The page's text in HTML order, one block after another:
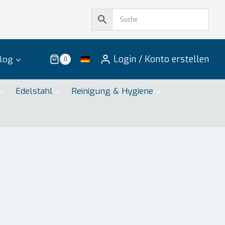
0 Login / Konto erstellen
Edelstahl Reinigung & Hygiene